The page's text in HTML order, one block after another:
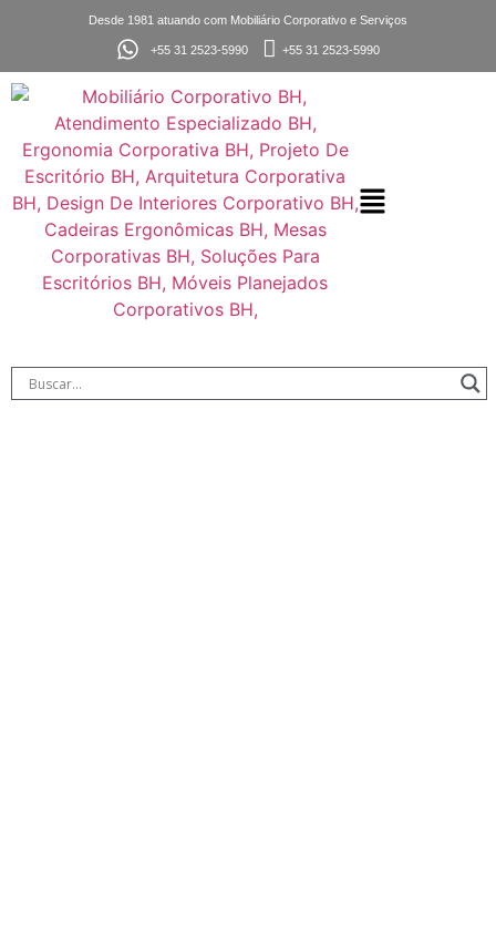
Desde 1981 atuando com Mobiliário Corporativo e Serviços
+55 31 2523-5990 +55 31 2523-5990